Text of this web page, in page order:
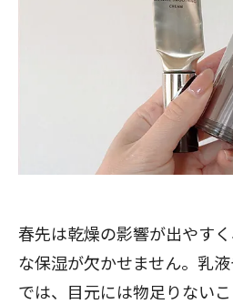
春先は乾燥の影響が出やす
な保湿が欠かせません。乳
では、目元には物足りない